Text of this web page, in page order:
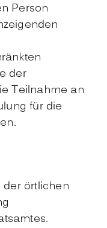
Person
der
Teilnahme an
für die
örtlichen